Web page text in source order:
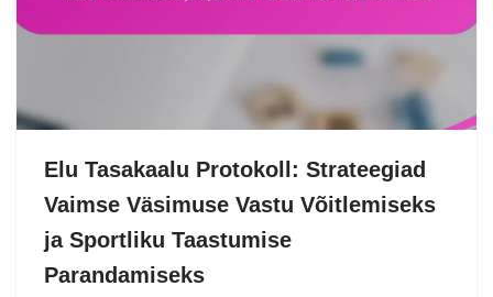
Elu Tasakaalu Protokoll: Strateegiad
Vaimse Väsimuse Vastu Võitlemiseks
ja Sportliku Taastumise
Parandamiseks